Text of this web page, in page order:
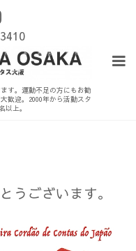
す。運動不足の方にもお勧
歓迎。2000年から活動スタ
以上。
うございます。